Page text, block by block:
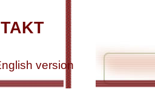
version